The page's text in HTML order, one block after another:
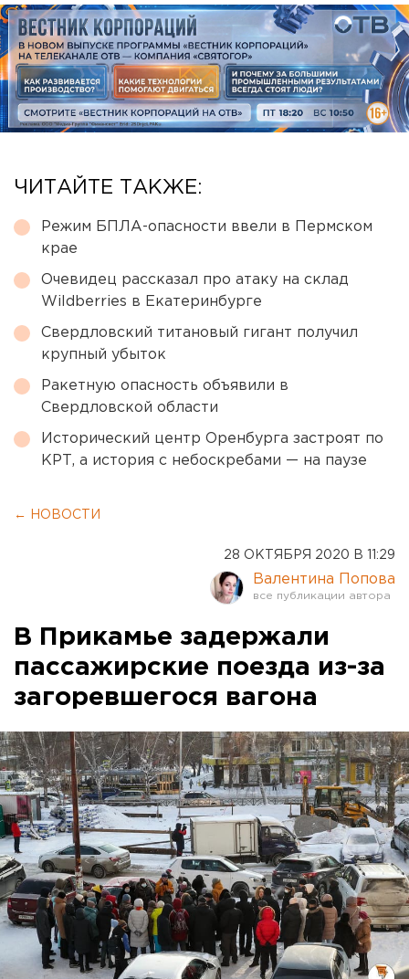
ЧИТАЙТЕ ТАКЖЕ:
Режим БПЛА-опасности ввели в Пермском
крае
Очевидец рассказал про атаку на склад
Wildberries в Екатеринбурге
Свердловский титановый гигант получил
крупный убыток
Ракетную опасность объявили в
Свердловской области
Исторический центр Оренбурга застроят по
КРТ, а история с небоскребами — на паузе
← НОВОСТИ
28 ОКТЯБРЯ 2020 В 11:29
Валентина Попова
В Прикамье задержали
пассажирские поезда из-за
загоревшегося вагона